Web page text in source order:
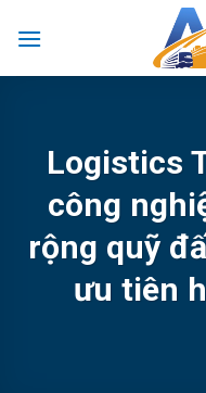
Logistics
công
rộng quỹ
ưu tiên